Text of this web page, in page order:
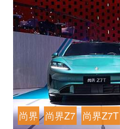
尚界 尚界Z7 尚界Z7T